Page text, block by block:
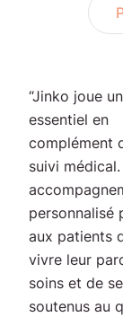
“Jinko joue
essentiel en
complément
suivi
personnalisé
aux patients
vivre leur
soins et de
soutenus au